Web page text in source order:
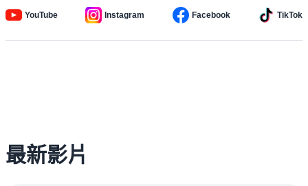
YouTube Instagram Facebook TikTok
最新影片